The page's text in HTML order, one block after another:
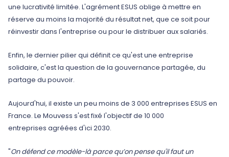
une lucrativité limitée. L'agrément ESUS oblige à mettre en
réserve au moins la majorité du résultat net, que ce soit pour
réinvestir dans l'entreprise ou pour le distribuer aux salariés.
Enfin, le dernier pilier qui définit ce qu'est une entreprise
solidaire, c'est la question de la gouvernance partagée, du
partage du pouvoir.
Aujourd'hui, il existe un peu moins de 3 000 entreprises ESUS en
France. Le Mouvess s'est fixé l'objectif de 10 000
entreprises agréées d'ici 2030.
"On défend ce modèle-là parce qu’on pense qu'il faut un